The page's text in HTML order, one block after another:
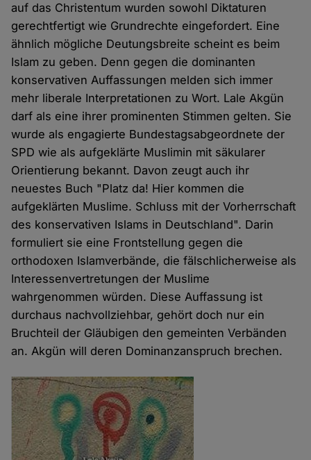
auf das Christentum wurden sowohl Diktaturen
gerechtfertigt wie Grundrechte eingefordert. Eine
ähnlich mögliche Deutungsbreite scheint es beim
Islam zu geben. Denn gegen die dominanten
konservativen Auffassungen melden sich immer
mehr liberale Interpretationen zu Wort. Lale Akgün
darf als eine ihrer prominenten Stimmen gelten. Sie
wurde als engagierte Bundestagsabgeordnete der
SPD wie als aufgeklärte Muslimin mit säkularer
Orientierung bekannt. Davon zeugt auch ihr
neuestes Buch "Platz da! Hier kommen die
aufgeklärten Muslime. Schluss mit der Vorherrschaft
des konservativen Islams in Deutschland". Darin
formuliert sie eine Frontstellung gegen die
orthodoxen Islamverbände, die fälschlicherweise als
Interessenvertretungen der Muslime
wahrgenommen würden. Diese Auffassung ist
durchaus nachvollziehbar, gehört doch nur ein
Bruchteil der Gläubigen den gemeinten Verbänden
an. Akgün will deren Dominanzanspruch brechen.